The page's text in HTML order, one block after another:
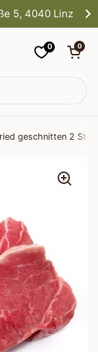
5, 4040 Linz
0Warenkorb
0
geschnitten 2